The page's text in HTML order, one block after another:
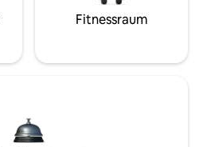
Fitnessraum